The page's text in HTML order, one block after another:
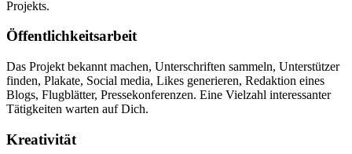
Projekts.
Öffentlichkeitsarbeit
Das Projekt bekannt machen, Unterschriften sammeln, Unterstützer
finden, Plakate, Social media, Likes generieren, Redaktion eines
Blogs, Flugblätter, Pressekonferenzen. Eine Vielzahl interessanter
Tätigkeiten warten auf Dich.
Kreativität